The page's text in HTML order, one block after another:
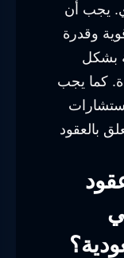
يجب أن
وقدرة
بشكل
كما يجب
بالعقود